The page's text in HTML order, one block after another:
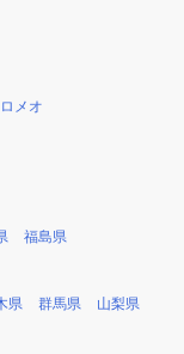
メオ
福島県
県 群馬県 山梨県